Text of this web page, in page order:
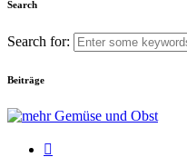
Search
Search for:
Beiträge